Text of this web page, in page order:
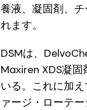
養液、凝固剤、
れます。
DSMは、
Maxiren XDS凝
いる。これに加
ァージ・ローテ